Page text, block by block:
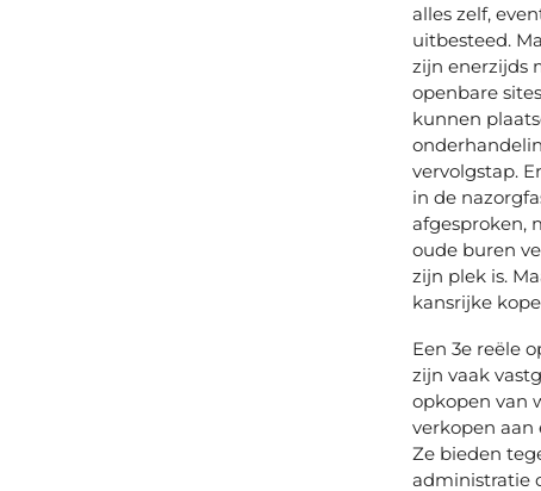
alles zelf,
uitbesteed.
zijn enerzijds
openbare
kunnen
vervolgstap.
in de
afgesproken,
oude buren
zijn plek is.
kansrijke
Een 3e reële
zijn vaak
opkopen van
verkopen aan
Ze bieden
administratie